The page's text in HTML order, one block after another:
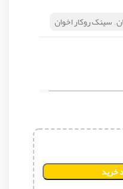
,سینک روکار اخوان
خرید